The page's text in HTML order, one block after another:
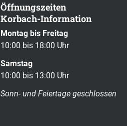
Öffnungszeiten
Korbach-Information
Montag bis Freitag
10:00 bis 18:00 Uhr
Samstag
10:00 bis 13:00 Uhr
Sonn- und Feiertage geschlossen